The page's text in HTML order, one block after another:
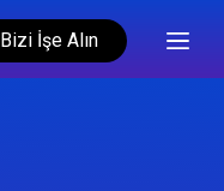
Bizi İşe Alın